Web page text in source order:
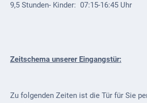
Wein
Sektgüter,
Gastronomie
9,5 Stunden- Kinder: 07:15-16:45 Uhr
Zeitschema unserer Eingangstür:
Zu folgenden Zeiten ist die Tür für Sie